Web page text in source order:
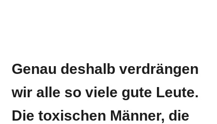
Genau deshalb verdrängen
wir alle so viele gute Leute.
Die toxischen Männer, die